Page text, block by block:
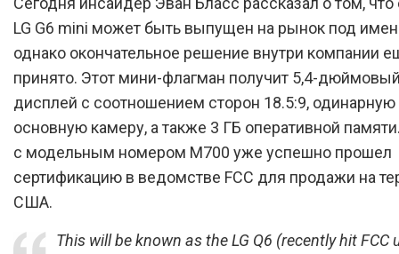
LG G6 mini может быть выпущен на рынок под
однако окончательное решение внутри компании
принято. Этот мини-флагман получит 5,4-дюймовый
дисплей с соотношением сторон 18.5:9,
основную камеру, а также 3 ГБ оперативной
с модельным номером M700 уже успешно прошел
сертификацию в ведомстве FCC для продажи на
США.
This will be known as the LG Q6 (recently hit FCC